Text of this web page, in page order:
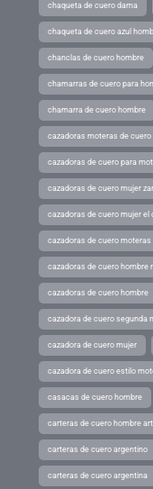
chaqueta de cuero dama
chaqueta de cuero azul
chanclas de cuero hombre
chamarras de cuero para
chamarra de cuero hombre
cazadoras moteras de cuero
cazadoras de cuero para
cazadoras de cuero mujer
cazadoras de cuero mujer el
cazadoras de cuero moteras
cazadoras de cuero hombre
cazadoras de cuero hombre
cazadora de cuero segunda
cazadora de cuero mujer
cazadora de cuero estilo
casacas de cuero hombre
carteras de cuero hombre
carteras de cuero argentino
carteras de cuero argentina